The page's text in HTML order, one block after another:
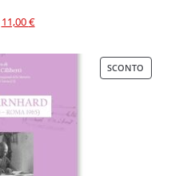
11,00€
SCONTO